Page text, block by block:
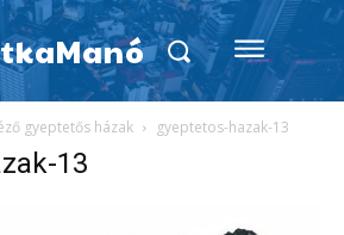
gyeptetős házak gyeptetos-hazak-13
13